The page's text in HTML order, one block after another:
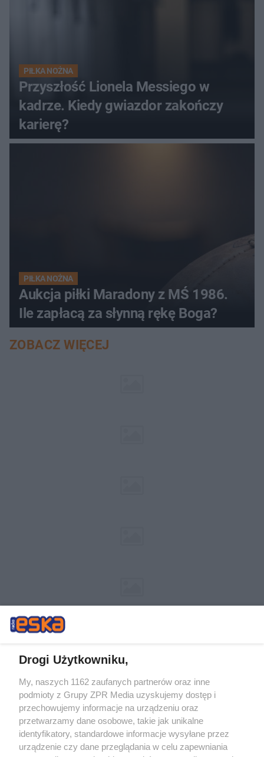
PIŁKA NOŻNA
Przyszłość Lionela Messiego w
kadrze. Kiedy gwiazdor zakończy
karierę?
PIŁKA NOŻNA
Aukcja piłki Maradony z MŚ 1986.
Ile zapłacą za słynną rękę Boga?
ZOBACZ WIĘCEJ
Żaden utwór zamieszczony w serwisie nie może być powielany i
rozpowszechniany lub dalej rozpowszechniany w jakikolwiek sposób (w
tym także elektroniczny lub mechaniczny) na jakimkolwiek polu
eksploatacji w jakiejkolwiek formie, włącznie z umieszczaniem w
Internecie bez pisemnej zgody właściciela praw. Jakiekolwiek użycie lub
wykorzystanie utworów w całości lub w części z naruszeniem prawa,
tzn. bez właściwej zgody, jest zabronione pod groźbą kary i może być
ścigane prawnie.
Drogi Użytkowniku,
My, naszych 1162 zaufanych partnerów oraz inne
podmioty z Grupy ZPR Media uzyskujemy dostęp i
przechowujemy informacje na urządzeniu oraz
przetwarzamy dane osobowe, takie jak unikalne
identyfikatory, standardowe informacje wysyłane przez
urządzenie czy dane przeglądania w celu zapewniania